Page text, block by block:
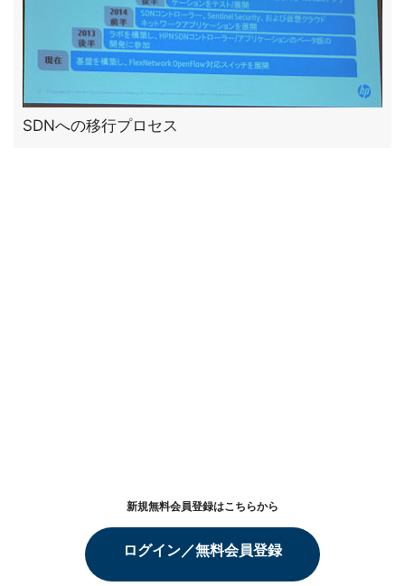
SDNへの移行プロセス
新規無料会員登録はこちらから
ログイン／無料会員登録